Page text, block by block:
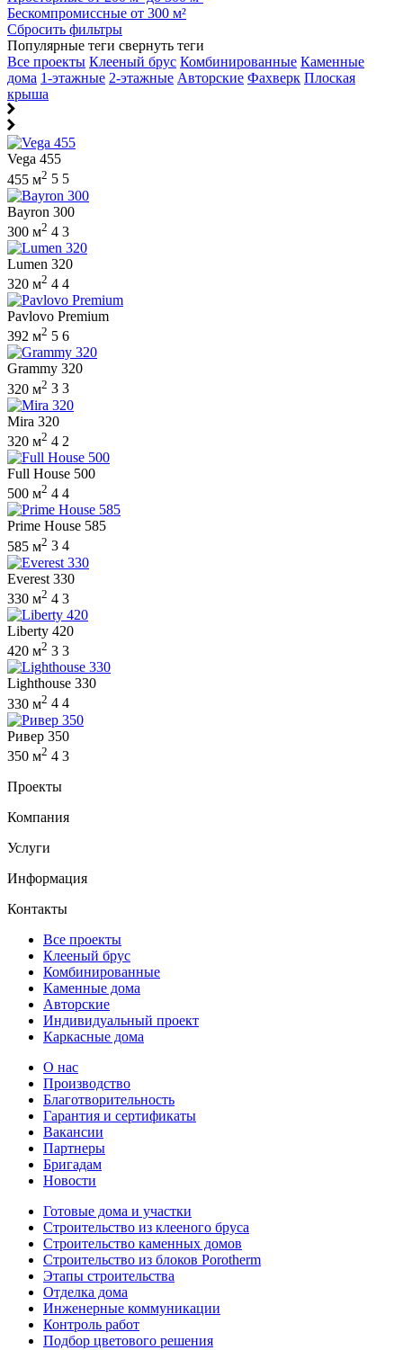
Бескомпромиссные от 300 м²
Сбросить фильтры
Популярные теги свернуть теги
Все проекты Клееный брус Комбинированные Каменные
дома 1-этажные 2-этажные Авторские Фахверк Плоская
крыша
Vega 455
455 м2 5 5
Bayron 300
300 м2 4 3
Lumen 320
320 м2 4 4
Pavlovo Premium
392 м2 5 6
Grammy 320
320 м2 3 3
Mira 320
320 м2 4 2
Full House 500
500 м2 4 4
Prime House 585
585 м2 3 4
Everest 330
330 м2 4 3
Liberty 420
420 м2 3 3
Lighthouse 330
330 м2 4 4
Ривер 350
350 м2 4 3
Проекты
Компания
Услуги
Информация
Контакты
Все проекты
Клееный брус
Комбинированные
Каменные дома
Авторские
Индивидуальный проект
Каркасные дома
О нас
Производство
Благотворительность
Гарантия и сертификаты
Вакансии
Партнеры
Бригадам
Новости
Готовые дома и участки
Строительство из клееного бруса
Строительство каменных домов
Строительство из блоков Porotherm
Этапы строительства
Отделка дома
Инженерные коммуникации
Контроль работ
Подбор цветового решения